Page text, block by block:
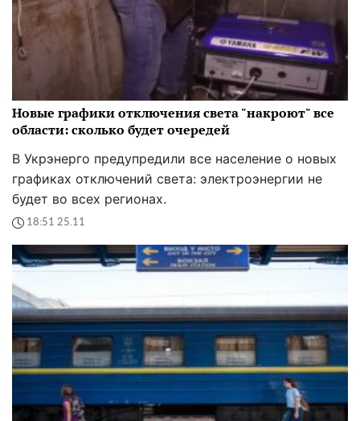
Новые графики отключения света "накроют" все
области: сколько будет очередей
В Укрэнерго предупредили все население о новых
графиках отключений света: электроэнергии не
будет во всех регионах.
18:51 25.11